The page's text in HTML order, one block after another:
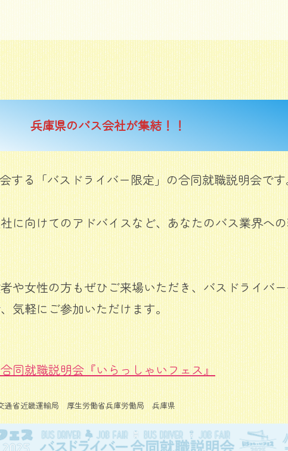
兵庫県のバス会社が集結！！
する「バスドライバー限定」の合同就職説明会で
に向けてのアドバイスなど、あなたのバス業界へ
や女性の方もぜひご来場いただき、バスドライバ
気軽にご参加いただけます。
同就職説明会『いらっしゃいフェス』
通省近畿運輸局 厚生労働省兵庫労働局 兵庫県